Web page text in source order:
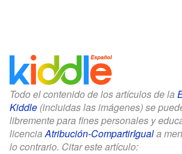
Todo el contenido de los artículos de la
Kiddle (incluidas las imágenes) se
libremente para fines personales y
licenciaAtribución-CompartirIguala
lo contrario. Citar este artículo: